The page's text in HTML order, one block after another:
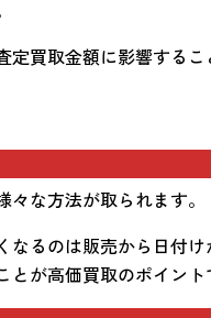
買取金額に影響するこ
な方法が取られます。
るのは販売から日付
が高価買取のポイント